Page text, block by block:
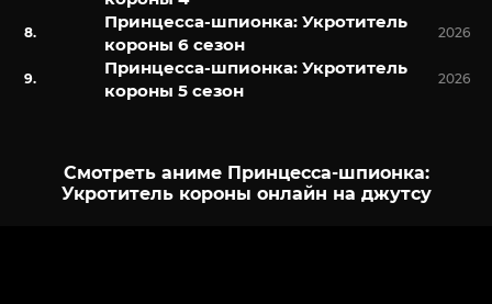
Принцесса-шпионка: Укротитель
короны 6 сезон
2026
Принцесса-шпионка: Укротитель
короны 5 сезон
2026
Смотреть аниме Принцесса-шпионка:
Укротитель короны онлайн на джутсу